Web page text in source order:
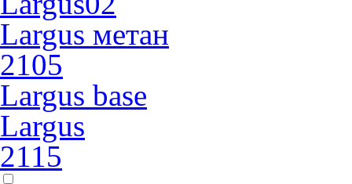
Largus метан
2105
Largus base
Largus
2115